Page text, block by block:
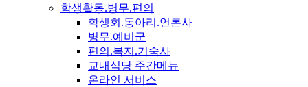
학생활동.병무.편의
학생회.동아리.언론사
병무.예비군
편의.복지.기숙사
교내식당 주간메뉴
온라인 서비스